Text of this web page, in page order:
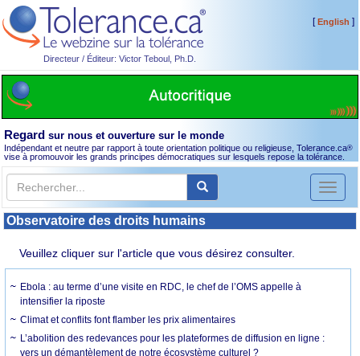
Directeur / Éditeur: Victor Teboul, Ph.D.
[English ]
Regard sur nous et ouverture sur le monde
Indépendant et neutre par rapport à toute orientation politique ou religieuse, Tolerance.ca®
vise à promouvoir les grands principes démocratiques sur lesquels repose la tolérance.
Toggle
Observatoire des droits humains
Veuillez cliquer sur l'article que vous désirez consulter.
Ebola : au terme d’une visite en RDC, le chef de l’OMS appelle à
intensifier la riposte
Climat et conflits font flamber les prix alimentaires
L’abolition des redevances pour les plateformes de diffusion en ligne :
vers un démantèlement de notre écosystème culturel ?